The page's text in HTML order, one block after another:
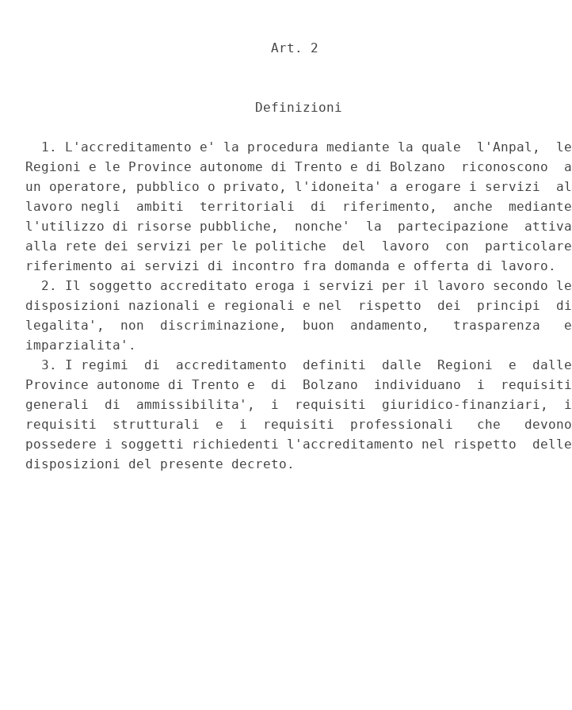
                               Art. 2
                             Definizioni
  1. L'accreditamento e' la procedura mediante la quale  l'Anpal,  le
Regioni e le Province autonome di Trento e di Bolzano  riconoscono  a
un operatore, pubblico o privato, l'idoneita' a erogare i servizi  al
lavoro negli  ambiti  territoriali  di  riferimento,  anche  mediante
l'utilizzo di risorse pubbliche,  nonche'  la  partecipazione  attiva
alla rete dei servizi per le politiche  del  lavoro  con  particolare
riferimento ai servizi di incontro fra domanda e offerta di lavoro.
  2. Il soggetto accreditato eroga i servizi per il lavoro secondo le
disposizioni nazionali e regionali e nel  rispetto  dei  principi  di
legalita',  non  discriminazione,  buon  andamento,   trasparenza   e
imparzialita'.
  3. I regimi  di  accreditamento  definiti  dalle  Regioni  e  dalle
Province autonome di Trento e  di  Bolzano  individuano  i  requisiti
generali  di  ammissibilita',  i  requisiti  giuridico-finanziari,  i
requisiti  strutturali  e  i  requisiti  professionali   che   devono
possedere i soggetti richiedenti l'accreditamento nel rispetto  delle